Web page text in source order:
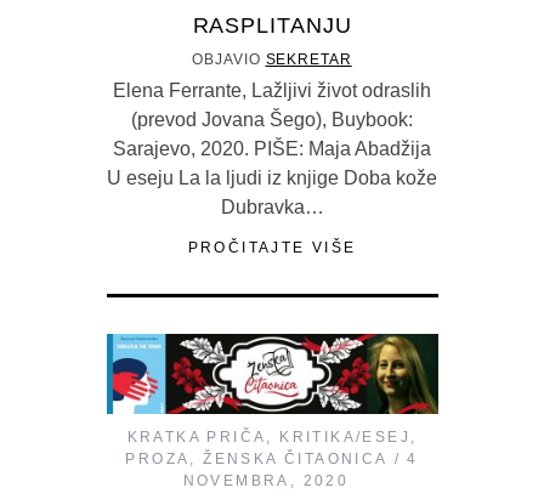
RASPLITANJU
OBJAVIO SEKRETAR
Elena Ferrante, Lažljivi život odraslih
(prevod Jovana Šego), Buybook:
Sarajevo, 2020. PIŠE: Maja Abadžija
U eseju La la ljudi iz knjige Doba kože
Dubravka…
PROČITAJTE VIŠE
KRATKA PRIČA KRITIKA/ESEJ
PROZA
ŽENSKA ČITAONICA
4
NOVEMBRA, 2020